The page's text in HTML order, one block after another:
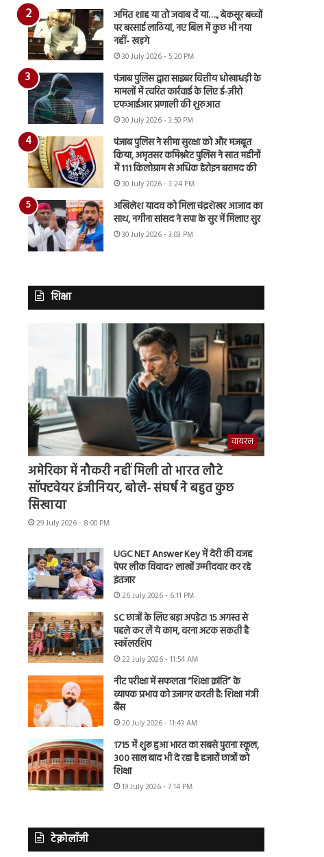
अमित शाह या तो जवाब दें या…., बेकसूर बच्चों
पर बरसाई लाठियां, नए बिल में कुछ भी नया
नहीं- खड़गे
30 July 2026 - 5:20 PM
पंजाब पुलिस द्वारा साइबर वित्तीय धोखाधड़ी के
मामलों में त्वरित कार्रवाई के लिए ई-ज़ीरो
एफआईआर प्रणाली की शुरुआत
30 July 2026 - 3:50 PM
पंजाब पुलिस ने सीमा सुरक्षा को और मजबूत
किया, अमृतसर कमिश्नरेट पुलिस ने सात महीनों
में 111 किलोग्राम से अधिक हेरोइन बरामद की
30 July 2026 - 3:24 PM
अखिलेश यादव को मिला चंद्रशेखर आजाद का
साथ, नगीना सांसद ने सपा के सुर में मिलाए सुर
30 July 2026 - 3:03 PM
शिक्षा
वायरल
अमेरिका में नौकरी नहीं मिली तो भारत लौटे
सॉफ्टवेयर इंजीनियर, बोले- संघर्ष ने बहुत कुछ
सिखाया
29 July 2026 - 8:00 PM
UGC NET Answer Key में देरी की वजह
पेपर लीक विवाद? लाखों उम्मीदवार कर रहे
इंतजार
26 July 2026 - 6:11 PM
SC छात्रों के लिए बड़ा अपडेट! 15 अगस्त से
पहले कर लें ये काम, वरना अटक सकती है
स्कॉलरशिप
22 July 2026 - 11:54 AM
नीट परीक्षा में सफलता “शिक्षा क्रांति” के
व्यापक प्रभाव को उजागर करती है: शिक्षा मंत्री
बैंस
20 July 2026 - 11:43 AM
1715 में शुरू हुआ भारत का सबसे पुराना स्कूल,
300 साल बाद भी दे रहा है हजारों छात्रों को
शिक्षा
19 July 2026 - 7:14 PM
टेक्नोलॉजी